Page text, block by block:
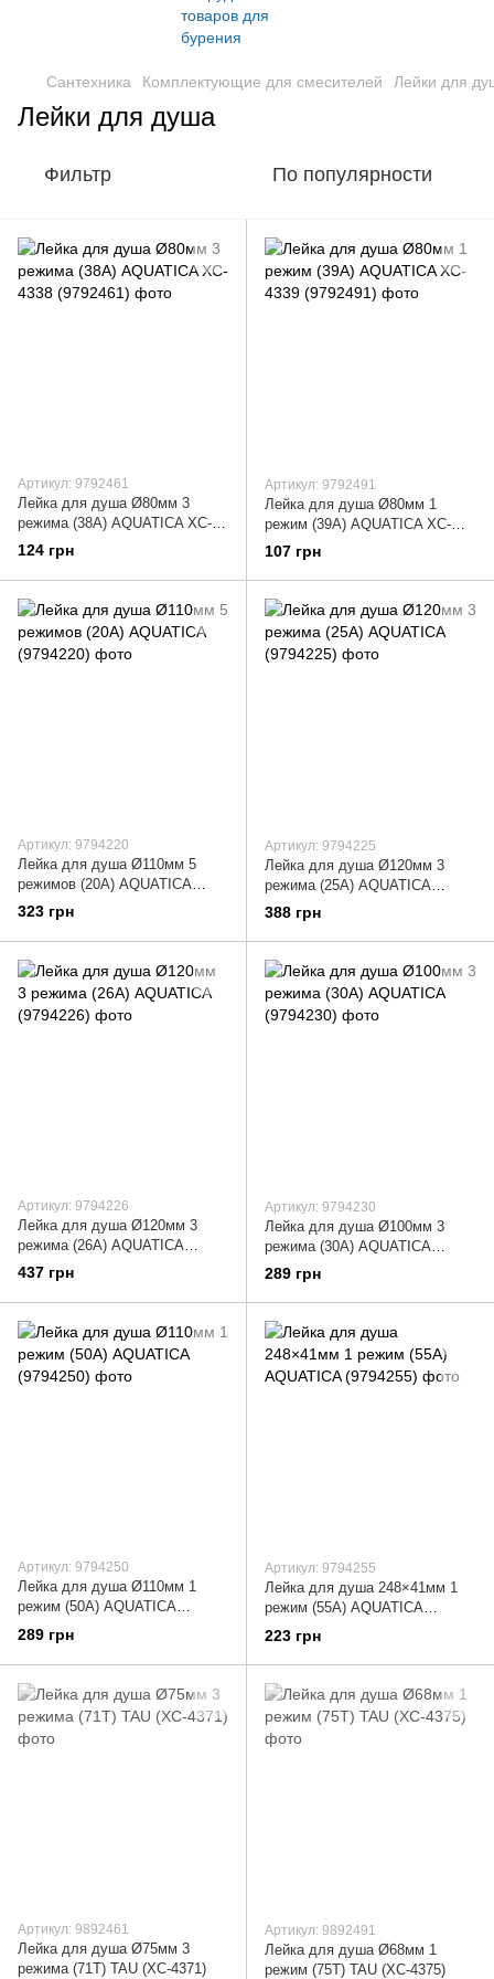
Сантехника Комплектующие для смесителей Лейки для
Лейки для душа
Фильтр По популярности
Артикул: 9792461
Лейка для душа Ø80мм 3
режима (38A) AQUATICA XC-
4338 (9792461)
124 грн
Артикул: 9792491
Лейка для душа Ø80мм 1
режим (39A) AQUATICA XC-
4339 (9792491)
107 грн
Артикул: 9794220
Лейка для душа Ø110мм 5
режимов (20A) AQUATICA
(9794220)
323 грн
Артикул: 9794225
Лейка для душа Ø120мм 3
режима (25A) AQUATICA
(9794225)
388 грн
Артикул: 9794226
Лейка для душа Ø120мм 3
режима (26A) AQUATICA
(9794226)
437 грн
Артикул: 9794230
Лейка для душа Ø100мм 3
режима (30A) AQUATICA
(9794230)
289 грн
Артикул: 9794250
Лейка для душа Ø110мм 1
режим (50A) AQUATICA
(9794250)
289 грн
Артикул: 9794255
Лейка для душа 248×41мм 1
режим (55A) AQUATICA
(9794255)
223 грн
Артикул: 9892461
Лейка для душа Ø75мм 3
режима (71T) TAU (XC-4371)
Артикул: 9892491
Лейка для душа Ø68мм 1
режим (75T) TAU (XC-4375)